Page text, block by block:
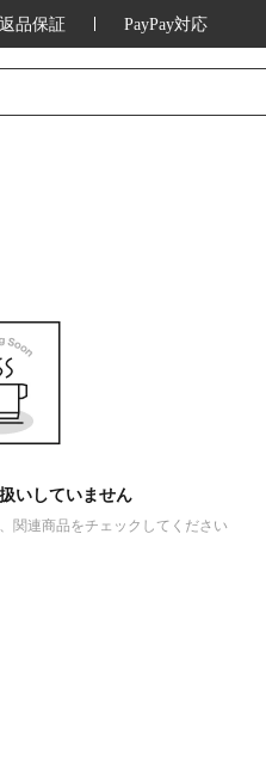
品保証 PayPay対応
いしていません
関連商品をチェックしてください